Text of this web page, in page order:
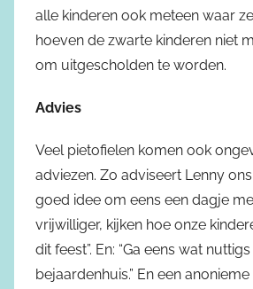
alle kinderen ook meteen waar
hoeven de zwarte kinderen niet
om uitgescholden te worden.
Advies
Veel pietofielen komen ook
adviezen. Zo adviseert Lenny
goed idee om eens een dagje
vrijwilliger, kijken hoe onze
dit feest”. En: “Ga eens wat
bejaardenhuis.” En een